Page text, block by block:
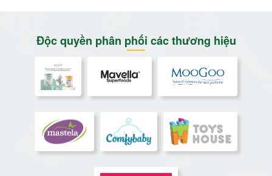
Độc quyền phân phối các thương hiệu